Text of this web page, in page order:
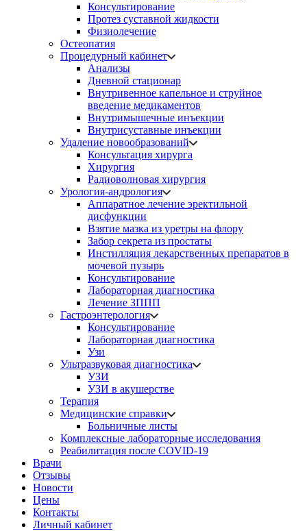
Консультирование
Протез суставной жидкости
Физиолечение
Остеопатия
Процедурный кабинет
Анализы
Дневной стационар
Внутривенное капельное и струйное
введение медикаментов
Внутримышечные инъекции
Внутрисуставные инъекции
Удаление новообразований
Консультация хирурга
Хирургия
Радиоволновая хирургия
Урология-андрология
Аппаратное лечение эректильной
дисфункции
Взятие мазка из уретры на флору
Забор секрета из простаты
Инстилляция лекарственных препаратов в
мочевой пузырь
Консультирование
Лабораторная диагностика
Лечение ЗППП
Гастроэнтерология
Консультирование
Лабораторная диагностика
Узи
Ультразвуковая диагностика
УЗИ
УЗИ в акушерстве
Терапия
Медицинские справки
Больничные листы
Комплексные лабораторные исследования
Реабилитация после COVID-19
Врачи
Отзывы
Новости
Цены
Контакты
Личный кабинет